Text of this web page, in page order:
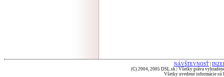
NÁVŠTEVNOSŤ
(C) 2004, 2005 DSL.sk | Všetky práva
Všetky uvedené informácie sú